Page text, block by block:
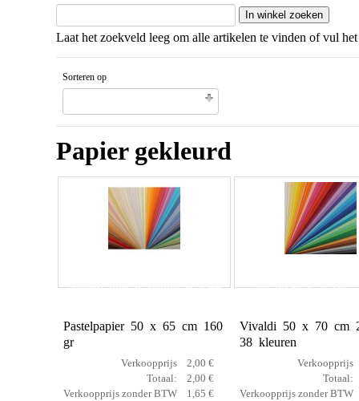
Laat het zoekveld leeg om alle artikelen te vinden of vul
Sorteren op
Papier gekleurd
Pastelpapier mi-teintes 50 x 65
Pastelpapier 50 x 65 cm 160
gr
Verkoopprijs
2,00 €
Totaal:
2,00 €
Verkoopprijs zonder BTW
1,65 €
Vivaldi 50 x 70 cm -
Vivaldi 50 x 70 cm
38 kleuren
Verkoopprijs
Totaal:
Verkoopprijs zonder BTW